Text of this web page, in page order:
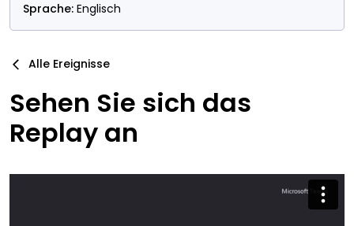
Alle Ereignisse
Sehen Sie sich das
Replay an
Sprache: Englisch